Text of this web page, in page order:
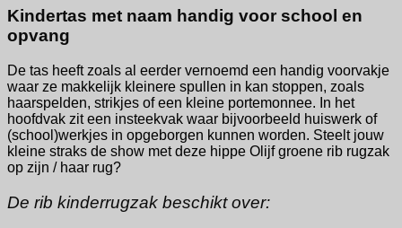
Kindertas met naam handig voor school en
opvang
De tas heeft zoals al eerder vernoemd een handig voorvakje
waar ze makkelijk kleinere spullen in kan stoppen, zoals
haarspelden, strikjes of een kleine portemonnee. In het
hoofdvak zit een insteekvak waar bijvoorbeeld huiswerk of
(school)werkjes in opgeborgen kunnen worden. Steelt jouw
kleine straks de show met deze hippe Olijf groene rib rugzak
op zijn / haar rug?
De rib kinderrugzak beschikt over: